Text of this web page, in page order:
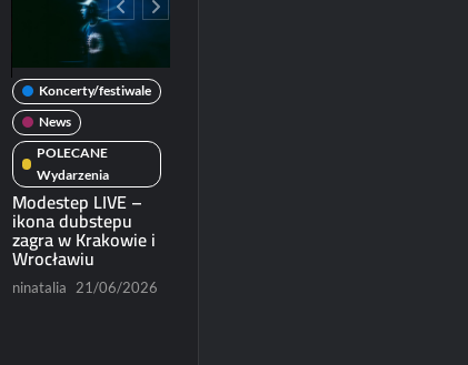
Koncerty/festiwale
News
POLECANE
Wydarzenia
Modestep LIVE –
ikona dubstepu
zagra w Krakowie i
Wrocławiu
ninatalia 21/06/2026